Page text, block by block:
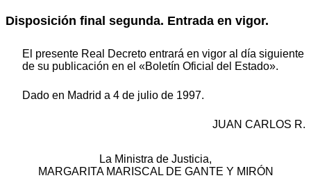
Disposición final segunda. Entrada en vigor.
El presente Real Decreto entrará en vigor al día siguiente
de su publicación en el «Boletín Oficial del Estado».
Dado en Madrid a 4 de julio de 1997.
JUAN CARLOS R.
La Ministra de Justicia,
MARGARITA MARISCAL DE GANTE Y MIRÓN